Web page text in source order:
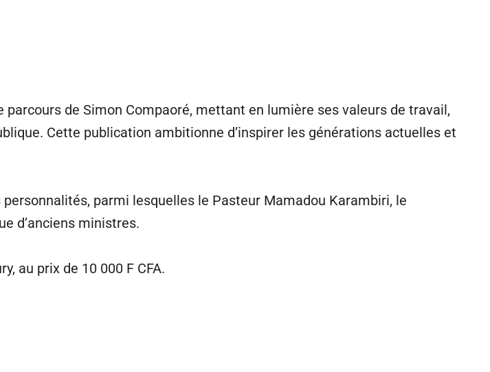
de Simon Compaoré, mettant en lumière ses valeurs de travail,
Cette publication ambitionne d’inspirer les générations actuelles et
parmi lesquelles le Pasteur Mamadou Karambiri, le
d’anciens ministres.
au prix de 10 000 F CFA.